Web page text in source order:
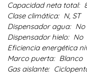
Capacidad neta total:
Clase climática: N, ST
Dispensador agua: No
Dispensador hielo: No
Eficiencia energética
Marco puerta: Blanco
Gas aislante: